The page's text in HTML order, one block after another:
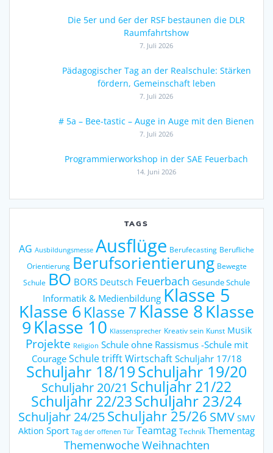
Die 5er und 6er der RSF bestaunen die DLR
Raumfahrtshow
7. Juli 2026
Pädagogischer Tag an der Realschule: Stärken
fördern, Gemeinschaft leben
7. Juli 2026
# 5a – Bee-tastic – Auge in Auge mit den Bienen
7. Juli 2026
Programmierworkshop in der SAE Feuerbach
14. Juni 2026
TAGS
AG Ausbildungsmesse Ausflüge Berufecasting Berufliche
Orientierung Berufsorientierung Bewegte
Schule BO BORS Deutsch Feuerbach Gesunde Schule
Informatik & Medienbildung Klasse 5
Klasse 6Klasse 7 Klasse 8Klasse
9Klasse 10 Klassensprecher Kreativ sein Kunst Musik
Projekte Religion Schule ohne Rassismus -Schule mit
Courage Schule trifft Wirtschaft Schuljahr 17/18
Schuljahr 18/19Schuljahr 19/20
Schuljahr 20/21 Schuljahr 21/22
Schuljahr 22/23Schuljahr 23/24
Schuljahr 24/25Schuljahr 25/26 SMV SMV
Aktion Sport Tag der offenen Tür Teamtag Technik Thementag
ThemenwocheWeihnachten